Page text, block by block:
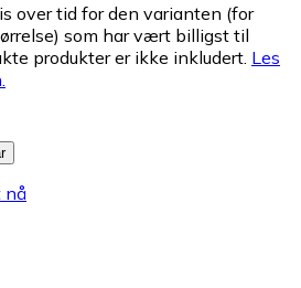
over tid for den varianten (for
som har vært billigst til
produkter er ikke inkludert. Les
nå